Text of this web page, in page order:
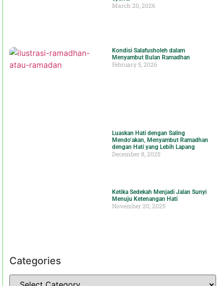
March 20, 2026
Kondisi Salafusholeh dalam
Menyambut Bulan Ramadhan
February 5, 2026
Luaskan Hati dengan Saling
Mendo’akan, Menyambut Ramadhan
dengan Hati yang Lebih Lapang
December 8, 2025
Ketika Sedekah Menjadi Jalan Sunyi
Menuju Ketenangan Hati
November 20, 2025
Categories